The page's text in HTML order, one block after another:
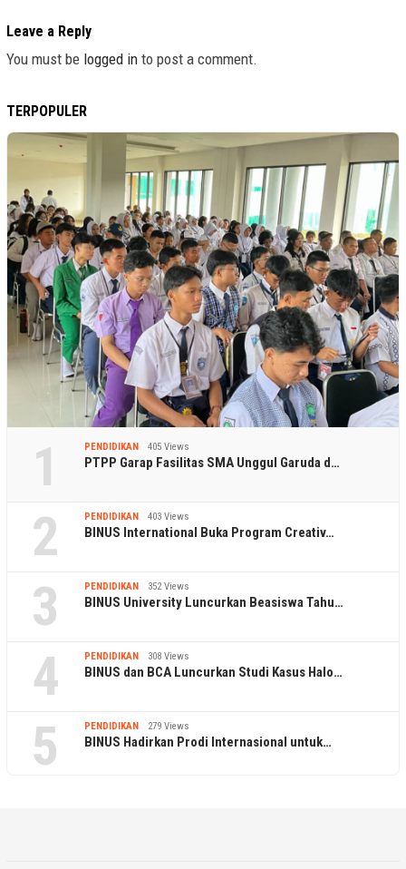
Leave a Reply
You must be logged in to post a comment.
TERPOPULER
1 PENDIDIKAN 405 Views
PTPP Garap Fasilitas SMA Unggul Garuda d…
2 PENDIDIKAN 403 Views
BINUS International Buka Program Creativ…
3 PENDIDIKAN 352 Views
BINUS University Luncurkan Beasiswa Tahu…
4 PENDIDIKAN 308 Views
BINUS dan BCA Luncurkan Studi Kasus Halo…
5 PENDIDIKAN 279 Views
BINUS Hadirkan Prodi Internasional untuk…